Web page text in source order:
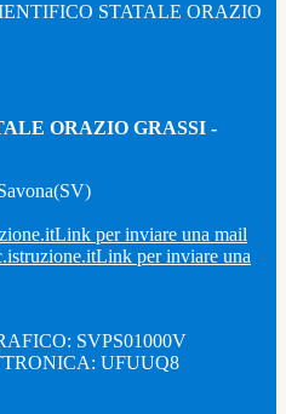
STATALE ORAZIO
ORAZIO GRASSI -
Link per inviare una mail
Link per inviare una
SVPS01000V
UFUUQ8